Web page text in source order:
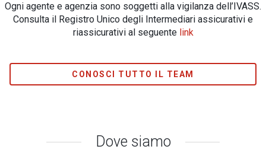
Ogni agente e agenzia sono soggetti alla vigilanza dell’IVASS.
Consulta il Registro Unico degli Intermediari assicurativi e
riassicurativi al seguente link
CONOSCI TUTTO IL TEAM
Dove siamo